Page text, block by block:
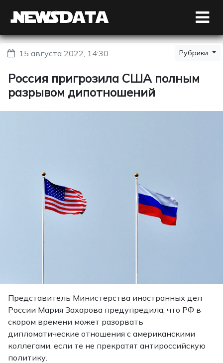
15 августа 2022, 14:30 Рубрики
Россия пригрозила США полным
разрывом дипотношений
Представитель Министерства иностранных дел
России Мария Захарова предупредила, что РФ в
скором времени может разорвать
дипломатические отношения с американскими
коллегами, если те не прекратят антироссийскую
политику.